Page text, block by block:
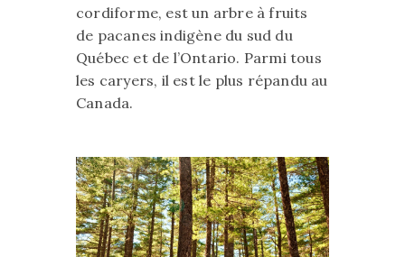
cordiforme, est un arbre à fruits
de pacanes indigène du sud du
Québec et de l’Ontario. Parmi tous
les caryers, il est le plus répandu au
Canada.